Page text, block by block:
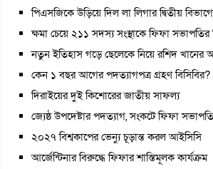
পিএসজিকে উড়িয়ে দিল লা লিগার দ্বিতীয়
ক্ষমা চেয়ে ২১১ সদস্য সংস্থাকে ফিফা সভাপতির
নতুন ইতিহাস গড়ে ছেলেকে নিয়ে রশিদ
কেন ১ বছর আগের পদত্যাগপত্র গ্রহণ বিসিবির?
দিরাইয়ের দুই কিশোরের জাতীয় সাফল্য
জ্যেষ্ঠ উপদেষ্টার পদত্যাগ, সংকটে ফিফা সভাপতি
২০২৭ বিশ্বকাপের ভেন্যু চূড়ান্ত করল আইসিসি
আর্জেন্টিনার বিরুদ্ধে ফিফার শাস্তিমূলক কার্যক্রম